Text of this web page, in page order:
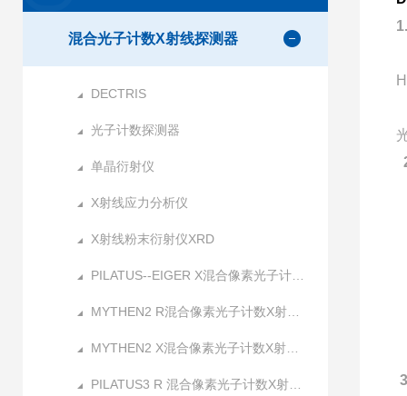
混合光子计数X射线探测器
DECTRIS
光子计数探测器
单晶衍射仪
X射线应力分析仪
X射线粉末衍射仪XRD
PILATUS--EIGER X混合像素光子计数X射线探测器
MYTHEN2 R混合像素光子计数X射线探测器
MYTHEN2 X混合像素光子计数X射线探测器
PILATUS3 R 混合像素光子计数X射线探测器